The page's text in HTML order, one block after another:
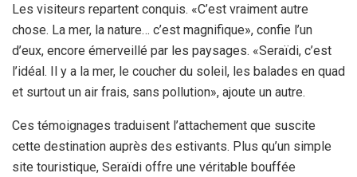
Les visiteurs repartent conquis. «C’est vraiment autre
chose. La mer, la nature… c’est magnifique», confie l’un
d’eux, encore émerveillé par les paysages. «Seraïdi, c’est
l’idéal. Il y a la mer, le coucher du soleil, les balades en quad
et surtout un air frais, sans pollution», ajoute un autre.
Ces témoignages traduisent l’attachement que suscite
cette destination auprès des estivants. Plus qu’un simple
site touristique, Seraïdi offre une véritable bouffée